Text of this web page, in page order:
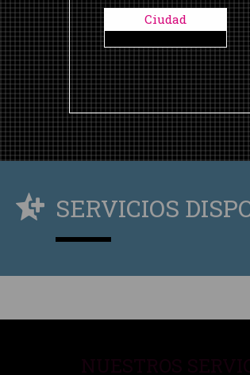
Ciudad
SERVICIOS